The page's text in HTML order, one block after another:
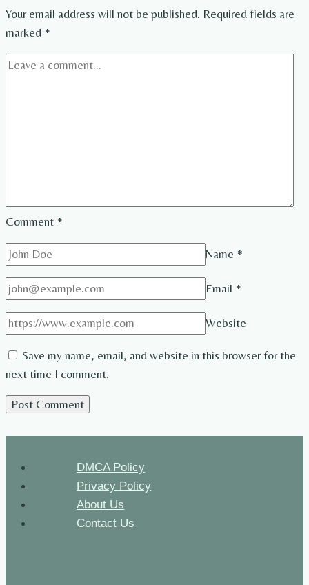
Your email address will not be published. Required fields are
marked *
Comment *
Name *
Email *
Website
Save my name, email, and website in this browser for the
next time I comment.
DMCA Policy
Privacy Policy
About Us
Contact Us